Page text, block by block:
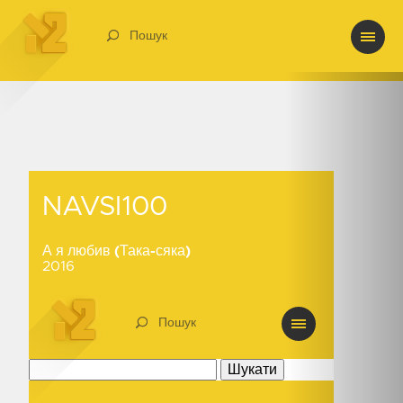
Пошук
NAVSI100
А я любив (Така-сяка)
2016